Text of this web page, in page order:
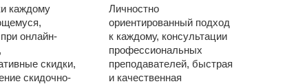
каждому
онлайн-
скидки,
скидочно-
Личностно
ориентированный подход
к каждому, консультации
профессиональных
преподавателей, быстрая
и качественная